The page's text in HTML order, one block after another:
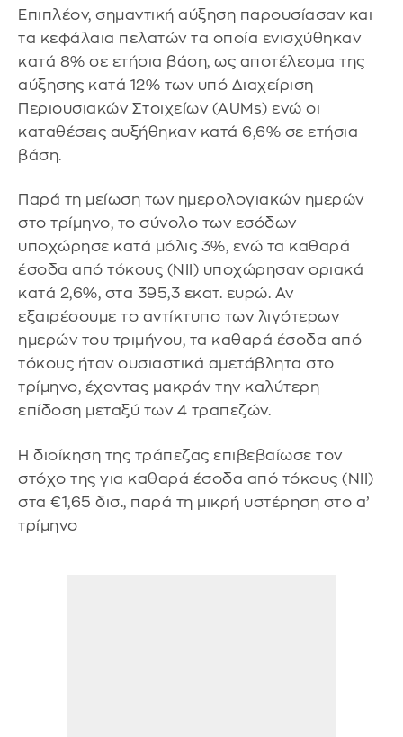
Επιπλέον, σημαντική αύξηση παρουσίασαν και
τα κεφάλαια πελατών τα οποία ενισχύθηκαν
κατά 8% σε ετήσια βάση, ως αποτέλεσμα της
αύξησης κατά 12% των υπό Διαχείριση
Περιουσιακών Στοιχείων (AUMs) ενώ οι
καταθέσεις αυξήθηκαν κατά 6,6% σε ετήσια
βάση.
Παρά τη μείωση των ημερολογιακών ημερών
στο τρίμηνο, το σύνολο των εσόδων
υποχώρησε κατά μόλις 3%, ενώ τα καθαρά
έσοδα από τόκους (ΝΙΙ) υποχώρησαν οριακά
κατά 2,6%, στα 395,3 εκατ. ευρώ. Αν
εξαιρέσουμε το αντίκτυπο των λιγότερων
ημερών του τριμήνου, τα καθαρά έσοδα από
τόκους ήταν ουσιαστικά αμετάβλητα στο
τρίμηνο, έχοντας μακράν την καλύτερη
επίδοση μεταξύ των 4 τραπεζών.
Η διοίκηση της τράπεζας επιβεβαίωσε τον
στόχο της για καθαρά έσοδα από τόκους (NII)
στα €1,65 δισ., παρά τη μικρή υστέρηση στο α’
τρίμηνο